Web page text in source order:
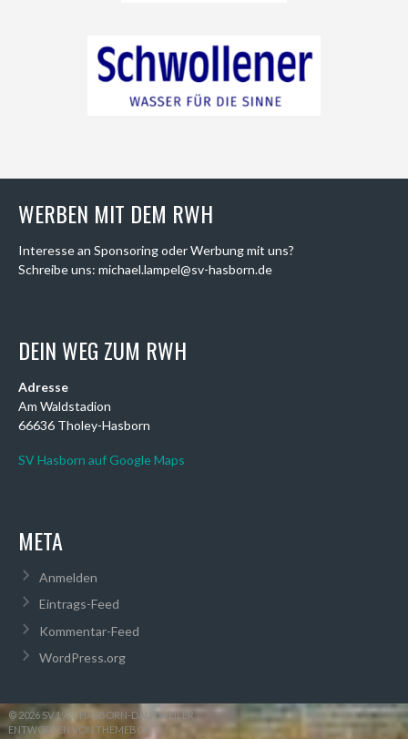
WERBEN MIT DEM RWH
Interesse an Sponsoring oder Werbung mit uns?
Schreibe uns: michael.lampel@sv-hasborn.de
DEIN WEG ZUM RWH
Adresse
Am Waldstadion
66636 Tholey-Hasborn
SV Hasborn auf Google Maps
META
Anmelden
Eintrags-Feed
Kommentar-Feed
WordPress.org
© 2026 SV 1920 HASBORN-DAUTWEILER
ENTWORFEN VON THEMEBOY